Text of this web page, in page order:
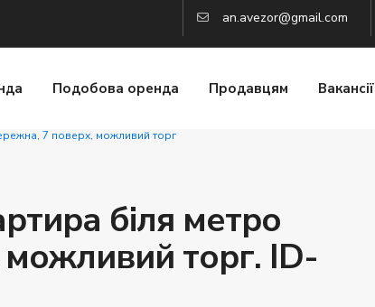
an.avezor@gmail.com
Подобова оренда Продавцям Вакансії
7 поверх, можливий торг
біля метро
торг. ID-